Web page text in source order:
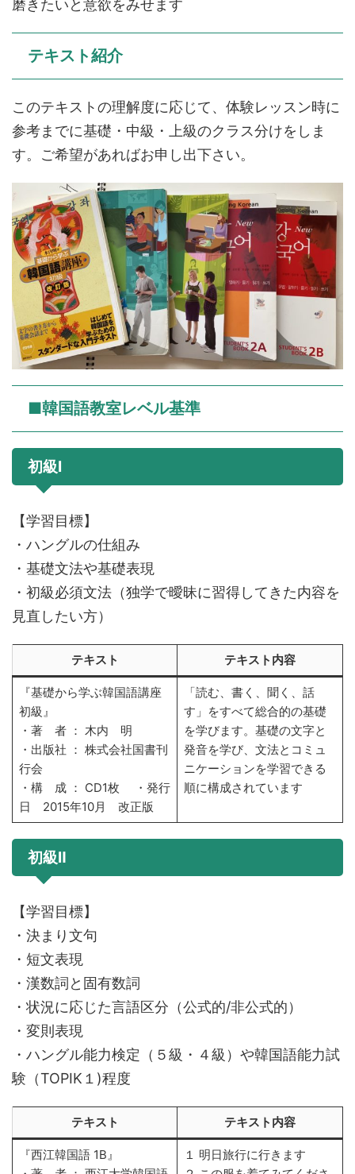
磨きたいと意欲をみせます
テキスト紹介
このテキストの理解度に応じて、体験レッスン時に
参考までに基礎・中級・上級のクラス分けをしま
す。ご希望があればお申し出下さい。
■韓国語教室レベル基準
初級Ⅰ
【学習目標】
・ハングルの仕組み
・基礎文法や基礎表現
・初級必須文法（独学で曖昧に習得してきた内容を
見直したい方）
テキスト テキスト内容
『基礎から学ぶ韓国語講座
初級』
・著 者 ： 木内 明
・出版社 ： 株式会社国書刊
行会
・構 成 ： CD1枚 ・発行
日 2015年10月 改正版
「読む、書く、聞く、話
す」をすべて総合的の基礎
を学びます。基礎の文字と
発音を学び、文法とコミュ
ニケーションを学習できる
順に構成されています
初級Ⅱ
【学習目標】
・決まり文句
・短文表現
・漢数詞と固有数詞
・状況に応じた言語区分（公式的/非公式的）
・変則表現
・ハングル能力検定（５級・４級）や韓国語能力試
験（TOPIK１)程度
テキスト テキスト内容
『西江韓国語 1B』
１ 明日旅行に行きます